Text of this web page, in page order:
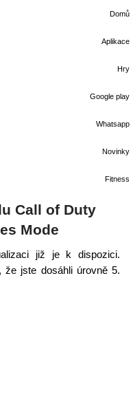
Domů
Aplikace
Hry
Google play
Whatsapp
Novinky
Fitness
Call of Duty
Mode
již je k dispozici.
jste dosáhli úrovně 5.